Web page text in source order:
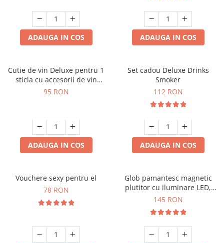
ADAUGA IN COS ADAUGA IN COS
Cutie de vin Deluxe pentru 1
sticla cu accesorii de vin
incluse interior oranj
95 RON
ADAUGA IN COS
Set cadou Deluxe Drinks
Smoker
112 RON
ADAUGA IN COS
Vouchere sexy pentru el
78 RON
Glob pamantesc magnetic
plutitor cu iluminare LED,
Forma C
145 RON